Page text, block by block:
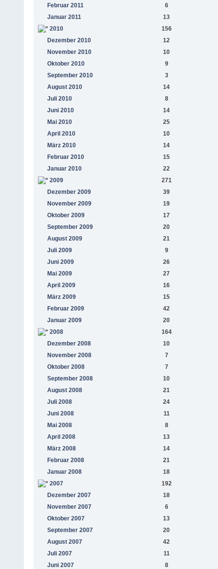
Februar 2011
6
Januar 2011
13
2010
156
Dezember 2010
12
November 2010
10
Oktober 2010
9
September 2010
3
August 2010
14
Juli 2010
8
Juni 2010
14
Mai 2010
25
April 2010
10
März 2010
14
Februar 2010
15
Januar 2010
22
2009
271
Dezember 2009
39
November 2009
19
Oktober 2009
17
September 2009
20
August 2009
21
Juli 2009
9
Juni 2009
26
Mai 2009
27
April 2009
16
März 2009
15
Februar 2009
42
Januar 2009
20
2008
164
Dezember 2008
10
November 2008
7
Oktober 2008
7
September 2008
10
August 2008
21
Juli 2008
24
Juni 2008
11
Mai 2008
8
April 2008
13
März 2008
14
Februar 2008
21
Januar 2008
18
2007
192
Dezember 2007
18
November 2007
6
Oktober 2007
13
September 2007
20
August 2007
42
Juli 2007
11
Juni 2007
8